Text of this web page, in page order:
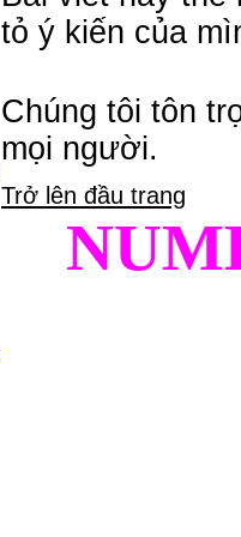
tỏ ý kiến của
Chúng tôi tôn
mọi người.
Trở lên đầu trang